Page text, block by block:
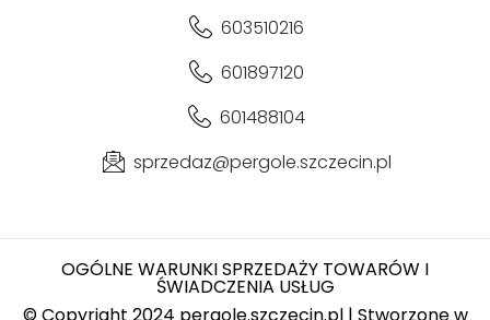
603510216
601897120
601488104
sprzedaz@pergole.szczecin.pl
© Copyright 2024 pergole.szczecin.pl | Stworzone w
OGÓLNE WARUNKI SPRZEDAŻY TOWARÓW I
ŚWIADCZENIA USŁUG